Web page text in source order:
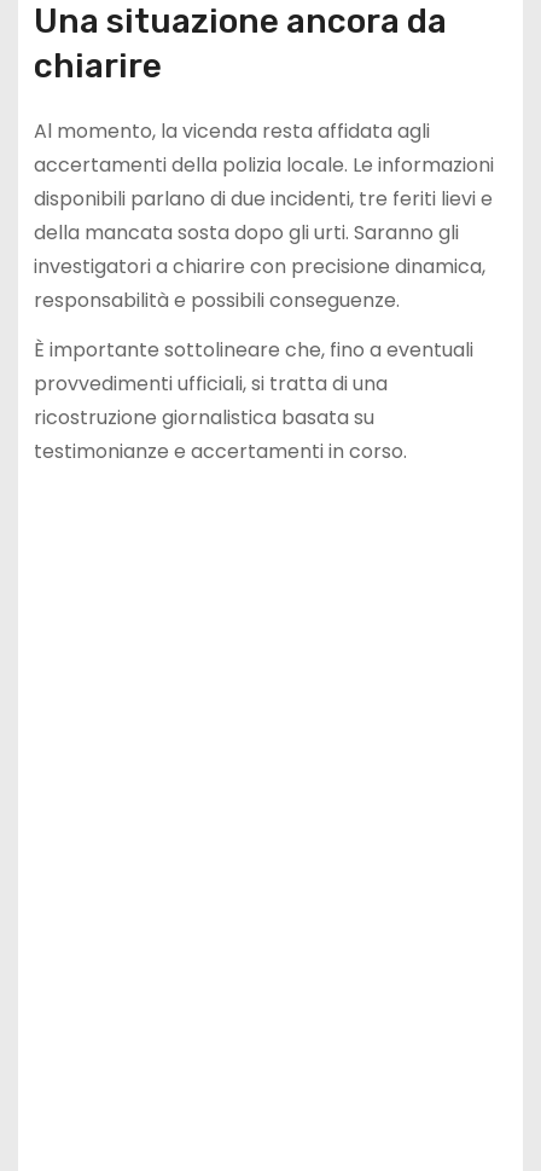
Una situazione ancora da
chiarire
Al momento, la vicenda resta affidata agli
accertamenti della polizia locale. Le informazioni
disponibili parlano di due incidenti, tre feriti lievi e
della mancata sosta dopo gli urti. Saranno gli
investigatori a chiarire con precisione dinamica,
responsabilità e possibili conseguenze.
È importante sottolineare che, fino a eventuali
provvedimenti ufficiali, si tratta di una
ricostruzione giornalistica basata su
testimonianze e accertamenti in corso.